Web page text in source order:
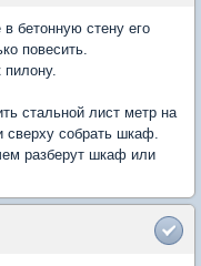
бетонную стену его
повесить.
пилону.
стальной лист метр на
сверху собрать шкаф.
разберут шкаф или